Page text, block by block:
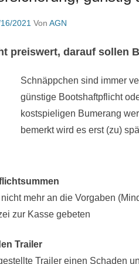
2021 Von AGN
preiswert, darauf sollen
Schnäppchen sind immer
günstige Bootshaftpflicht
kostspieligen Bumerang
bemerkt wird es erst (zu)
mehr an die Vorgaben
zur Kasse gebeten
Trailer
Trailer einen Schaden